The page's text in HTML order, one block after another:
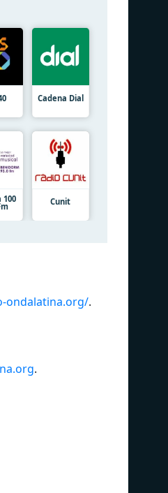
Cadena Dial
100 Cunit
ondalatina.org/.
.